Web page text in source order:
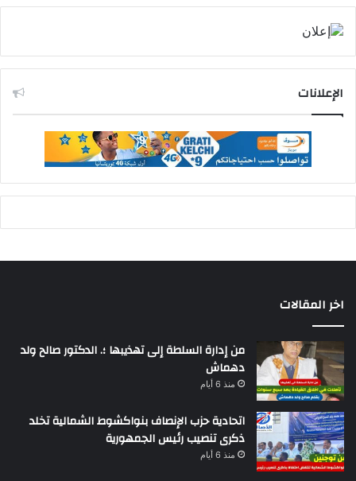
الإعلانات
اخر المقالات
من إدارة السلطة إلى تهذيبها ؛. الدكتور صالح ولد
دهماش
منذ 6 أيام
اتحادية حزب الإنصاف بنواكشوط الشمالية تخلد
ذكرى تنصيب رئيس الجمهورية
منذ 6 أيام